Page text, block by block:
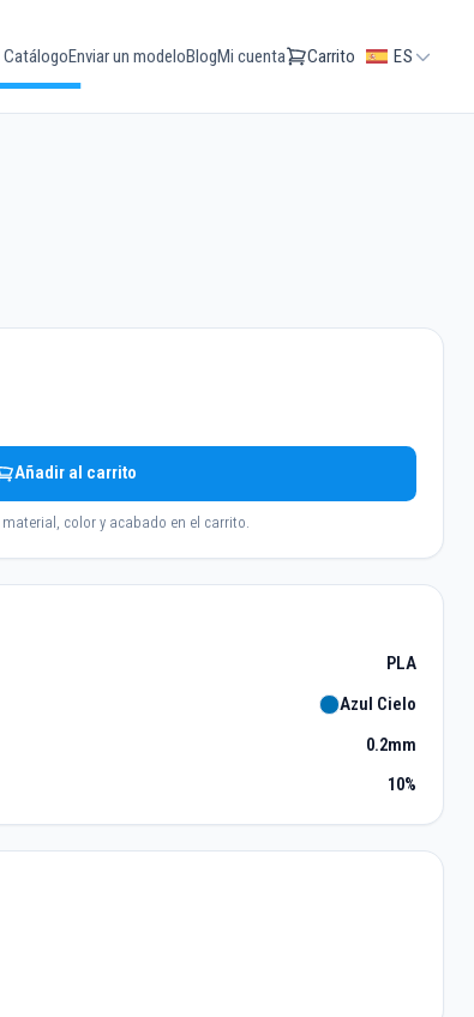
CatálogoEnviar un modeloBlogMi cuenta Carrito ES
Añadir al carrito
color y acabado en el carrito.
PLA
Azul Cielo
0.2mm
10%